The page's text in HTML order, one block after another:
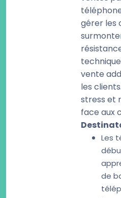
gérer les
vente
les
stress et
face aux
Les
de